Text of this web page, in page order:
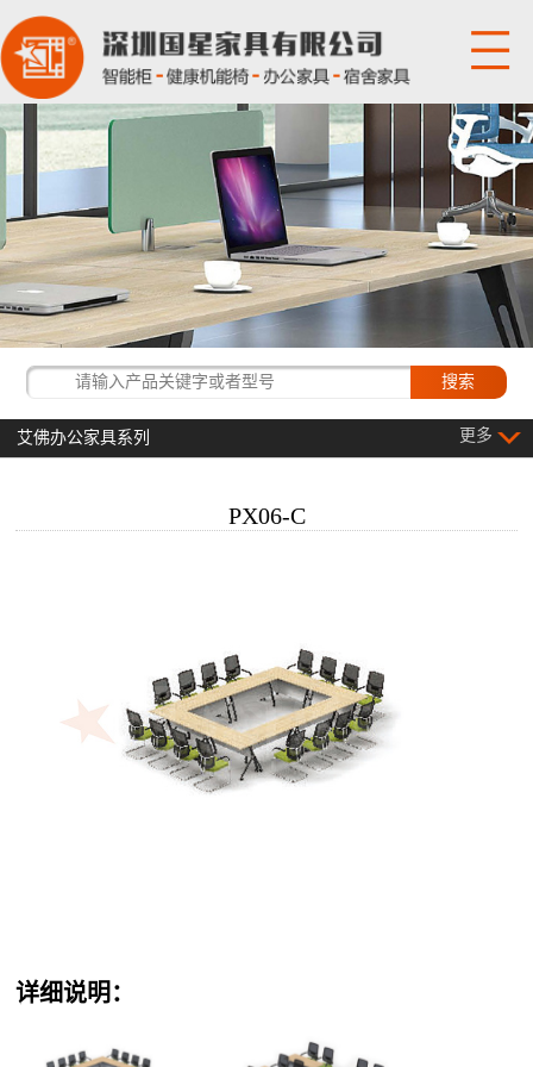
网站首页
关于国星
产品展示
国星资讯
更多
艾佛办公家具系列
PX06-C
详细说明：